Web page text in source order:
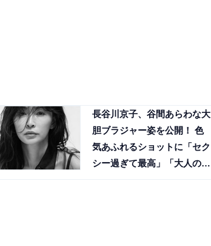
長谷川京子、谷間あらわな大
胆ブラジャー姿を公開！ 色
気あふれるショットに「セク
シー過ぎて最高」「大人の美